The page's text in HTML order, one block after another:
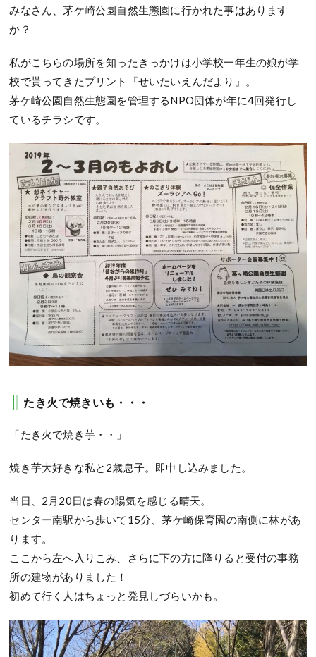
みなさん、茅ケ崎公園自然生態園に行かれた事はあります
か？
私がこちらの場所を知ったきっかけは小学校一年生の娘が学
校で貰ってきたプリント『せいたいえんだより』。
茅ケ崎公園自然生態園を管理するNPO団体が年に4回発行し
ているチラシです。
たき火で焼きいも・・・
「たき火で焼き芋・・」
焼き芋大好きな私と2歳息子。即申し込みました。
当日、2月20日は春の陽気を感じる晴天。
センター南駅から歩いて15分、茅ケ崎保育園の南側に林があ
ります。
ここから左へ入りこみ、さらに下の方に降りると受付の事務
所の建物がありました！
初めて行く人はちょっと発見しづらいかも。